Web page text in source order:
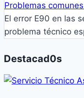
Problemas
El error E90 en las
problema técnico
Destacad0s